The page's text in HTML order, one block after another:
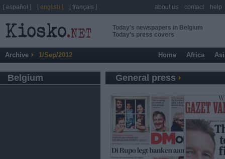
Today's newspapers in Belgium
Today's press covers
Archive 1/Sep/2012 Home Africa
Belgium General press
[ español ] [ english ] [ français ] about us contact help